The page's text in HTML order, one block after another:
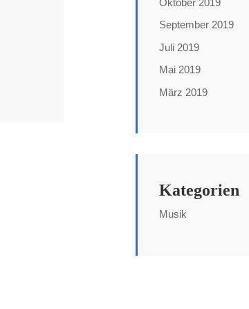
September 2019
Juli 2019
Mai 2019
März 2019
Kategorien
Musik